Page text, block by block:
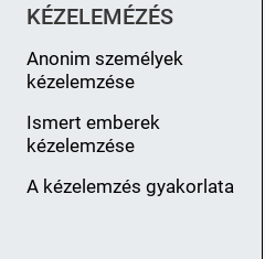
KÉZELEMÉZÉS
Anonim személyek
kézelemzése
Ismert emberek
kézelemzése
A kézelemzés gyakorlata